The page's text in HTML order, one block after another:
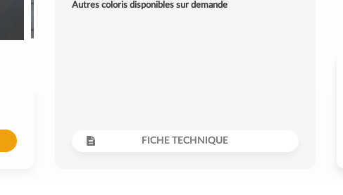
Autres coloris disponibles sur demande
FICHE TECHNIQUE